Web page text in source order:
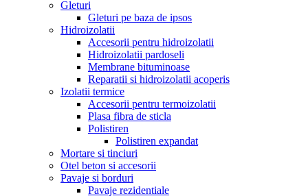
Gleturi
Gleturi pe baza de ipsos
Hidroizolatii
Accesorii pentru hidroizolatii
Hidroizolatii pardoseli
Membrane bituminoase
Reparatii si hidroizolatii acoperis
Izolatii termice
Accesorii pentru termoizolatii
Plasa fibra de sticla
Polistiren
Polistiren expandat
Mortare si tinciuri
Otel beton si accesorii
Pavaje si borduri
Pavaje rezidentiale